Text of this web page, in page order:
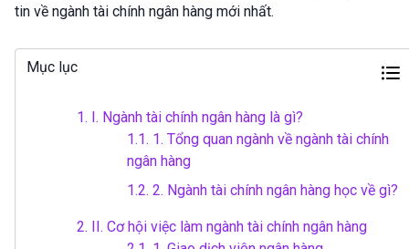
tin về ngành tài chính ngân hàng mới nhất.
Mục lục
1. I. Ngành tài chính ngân hàng là gì?
1.1. 1. Tổng quan ngành về ngành tài chính
ngân hàng
1.2. 2. Ngành tài chính ngân hàng học về gì?
2. II. Cơ hội việc làm ngành tài chính ngân hàng